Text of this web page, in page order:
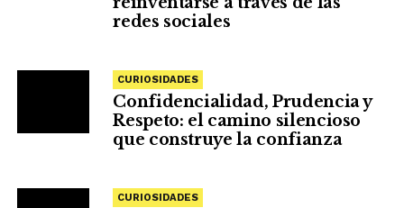
redes sociales
CURIOSIDADES
Confidencialidad, Prudencia y
Respeto: el camino silencioso
que construye la confianza
CURIOSIDADES